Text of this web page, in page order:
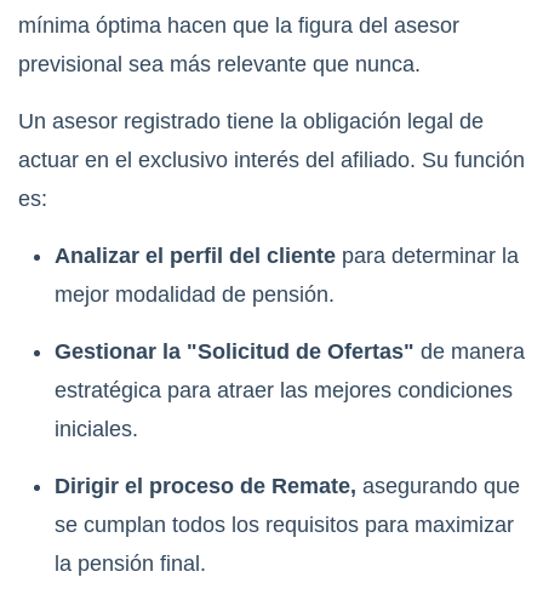
mínima óptima hacen que la figura del asesor
previsional sea más relevante que nunca.
Un asesor registrado tiene la obligación legal de
actuar en el exclusivo interés del afiliado. Su función
es:
Analizar el perfil del cliente para determinar la
mejor modalidad de pensión.
Gestionar la "Solicitud de Ofertas" de manera
estratégica para atraer las mejores condiciones
iniciales.
Dirigir el proceso de Remate, asegurando que
se cumplan todos los requisitos para maximizar
la pensión final.